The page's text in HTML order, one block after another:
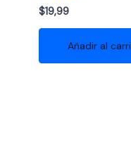
$19,99
Añadir al